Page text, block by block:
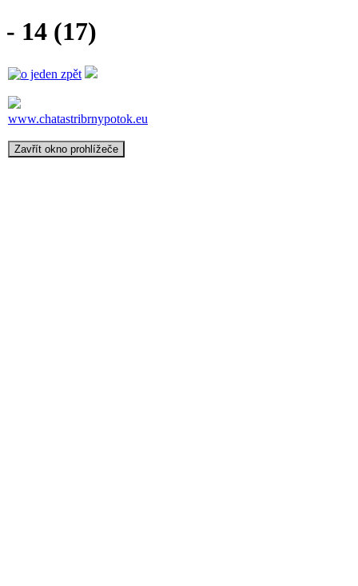
- 14 (17)
www.chatastribrnypotok.eu
Zavřít okno prohlížeče